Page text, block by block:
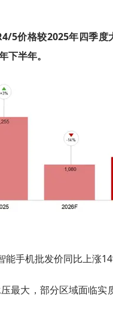
5价格较2025年四季度
下半年。
手机批发价同比上涨
最大，部分区域面临实